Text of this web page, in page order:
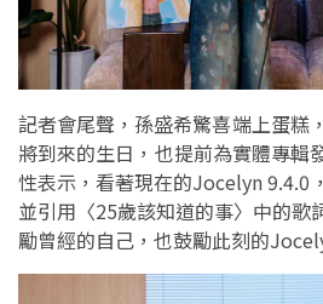
記者會尾聲，孫盛希驚喜端上蛋糕
將到來的生日，也提前為實體專輯
性表示，看著現在的Jocelyn 9.4.0
並引用〈25歲該知道的事〉中的歌
勵曾經的自己，也鼓勵此刻的